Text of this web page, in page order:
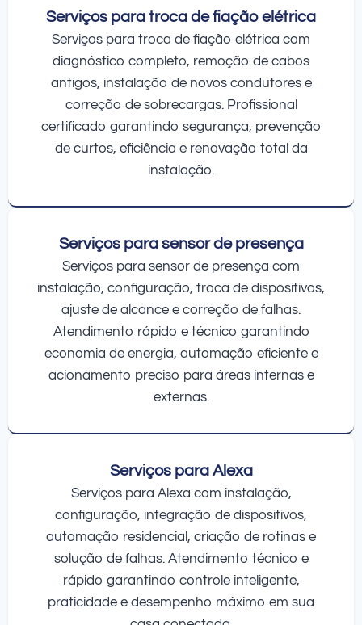
Serviços para troca de fiação elétrica
Serviços para troca de fiação elétrica com
diagnóstico completo, remoção de cabos
antigos, instalação de novos condutores e
correção de sobrecargas. Profissional
certificado garantindo segurança, prevenção
de curtos, eficiência e renovação total da
instalação.
Serviços para sensor de presença
Serviços para sensor de presença com
instalação, configuração, troca de dispositivos,
ajuste de alcance e correção de falhas.
Atendimento rápido e técnico garantindo
economia de energia, automação eficiente e
acionamento preciso para áreas internas e
externas.
Serviços para Alexa
Serviços para Alexa com instalação,
configuração, integração de dispositivos,
automação residencial, criação de rotinas e
solução de falhas. Atendimento técnico e
rápido garantindo controle inteligente,
praticidade e desempenho máximo em sua